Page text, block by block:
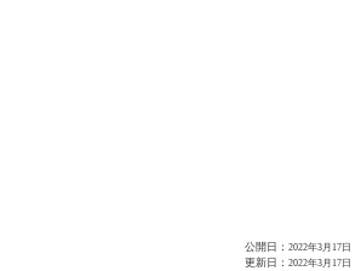
公開日： 2022年3月17日
更新日： 2022年3月17日